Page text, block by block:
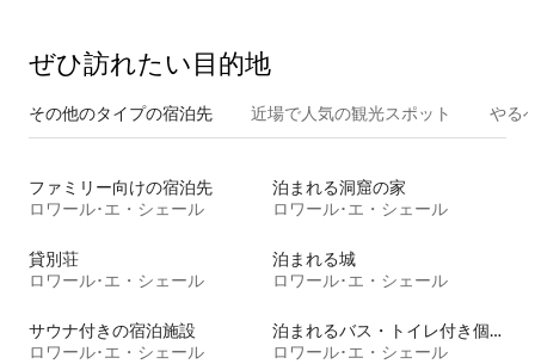
ぜひ訪⁠れ⁠た⁠い目⁠的⁠地
その他のタ⁠イ⁠プ⁠の宿⁠泊⁠先 近場で人気の観光スポット やる
ファミリー向けの宿泊先
ロワール･エ・シェール
泊まれる洞窟の家
ロワール･エ・シェール
貸別荘
ロワール･エ・シェール
泊まれる城
ロワール･エ・シェール
サウナ付きの宿泊施設
ロワール･エ・シェール
泊まれるバス・トイレ付き個室
ロワール･エ・シェール